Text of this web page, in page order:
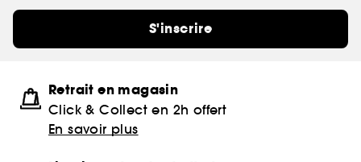
S'inscrire
Retrait en magasin
Click & Collect en 2h offert
En savoir plus